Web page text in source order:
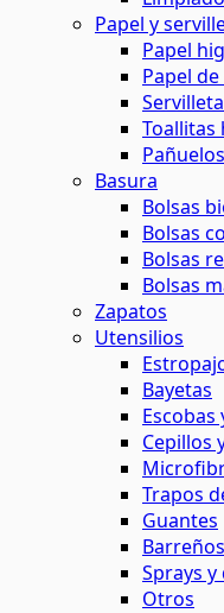
Papel y
Papel
Papel
Toallitas
Pañuelos
Basura
Bolsas
Bolsas
Bolsas
Bolsas
Zapatos
Utensilios
Bayetas
Cepillos
Trapos
Guantes
Barreños
Sprays
Otros